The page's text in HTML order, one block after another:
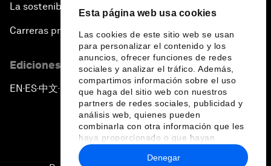
Esta página web usa cookies
Las cookies de este sitio web se usan
para personalizar el contenido y los
anuncios, ofrecer funciones de redes
sociales y analizar el tráfico. Además,
compartimos información sobre el uso
que haga del sitio web con nuestros
partners de redes sociales, publicidad y
análisis web, quienes pueden
combinarla con otra información que les
haya proporcionado o que hayan
recopilado a partir del uso que haya
hecho de sus servicios.
Denegar
La sostenibilidad en el Foro
Carreras profesionales
Ediciones en otros idiomas
EN ▪ES▪中文▪ 日本語